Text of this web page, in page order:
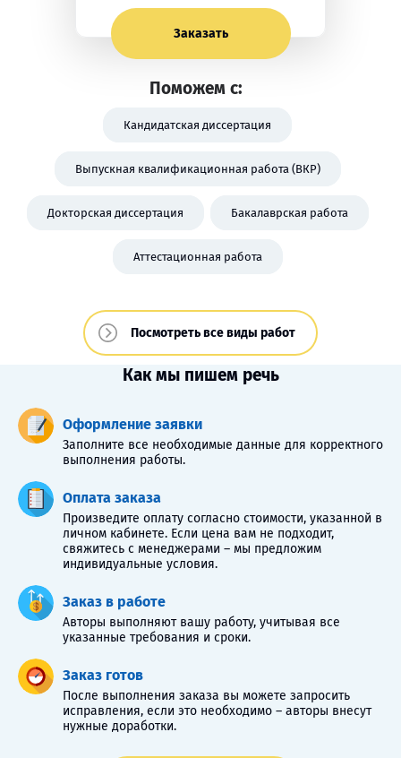
Заказать
Поможем с:
Кандидатская диссертация
Выпускная квалификационная работа (ВКР)
Докторская диссертация Бакалаврская работа
Аттестационная работа
Посмотреть все виды работ
Как мы пишем речь
Оформление заявки
Заполните все необходимые данные для корректного
выполнения работы.
Оплата заказа
Произведите оплату согласно стоимости, указанной в
личном кабинете. Если цена вам не подходит,
свяжитесь с менеджерами – мы предложим
индивидуальные условия.
Заказ в работе
Авторы выполняют вашу работу, учитывая все
указанные требования и сроки.
Заказ готов
После выполнения заказа вы можете запросить
исправления, если это необходимо – авторы внесут
нужные доработки.